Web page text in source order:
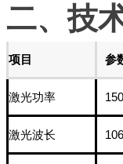
二、技
项目 参
激光功率
激光波长